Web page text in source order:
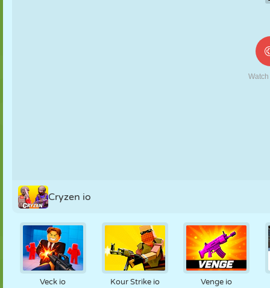
VELHA
Cryzen io
Veck io Kour Strike io Venge io